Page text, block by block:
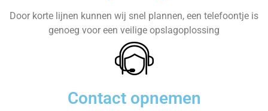
Door korte lijnen kunnen wij snel plannen, een telefoontje is
genoeg voor een veilige opslagoplossing
Contact opnemen